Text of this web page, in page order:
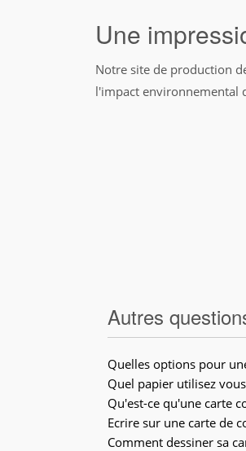
Une
Notre site de production
l'impact environnemental
Autres
Quelles options pour
Quel papier utilisez
Qu'est-ce qu'une carte
Ecrire sur une carte de
Comment dessiner sa